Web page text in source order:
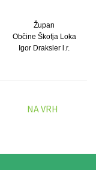
Župan
Občine Škofja Loka
Igor Draksler l.r.
NA VRH